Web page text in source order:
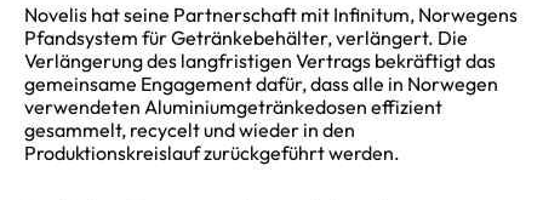
Novelis hat seine Partnerschaft mit Infinitum, Norwegens
Pfandsystem für Getränkebehälter, verlängert. Die
Verlängerung des langfristigen Vertrags bekräftigt das
gemeinsame Engagement dafür, dass alle in Norwegen
verwendeten Aluminiumgetränkedosen effizient
gesammelt, recycelt und wieder in den
Produktionskreislauf zurückgeführt werden.